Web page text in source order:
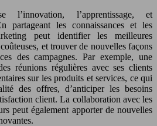
l’innovation, l’apprentissage, et
partageant les connaissances et les
peut identifier les meilleures
et trouver de nouvelles façons
des campagnes. Par exemple, une
réunions régulières avec ses clients
sur les produits et services, ce qui
des offres, d’anticiper les besoins
client. La collaboration avec les
peut également apporter de nouvelles